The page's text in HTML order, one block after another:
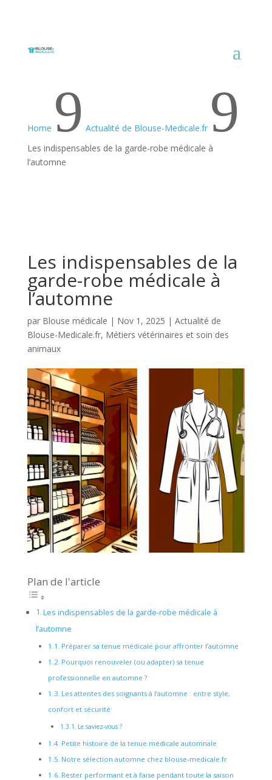
Home 9 Actualité de Blouse-Medicale.fr 9
Les indispensables de la garde-robe médicale à
l’automne
Les indispensables de la
garde-robe médicale à
l’automne
par Blouse médicale | Nov 1, 2025 | Actualité de
Blouse-Medicale.fr, Métiers vétérinaires et soin des
animaux
Plan de l'article
Les indispensables de la garde-robe médicale à
l’automne
Préparer sa tenue médicale pour affronter l’automne
Pourquoi renouveler (ou adapter) sa tenue
professionnelle en automne ?
Les attentes des soignants à l’automne : entre style,
confort et sécurité
Le saviez-vous ?
Petite histoire de la tenue médicale automnale
Notre sélection automne chez blouse-medicale.fr
Rester performant et à l’aise pendant toute la saison